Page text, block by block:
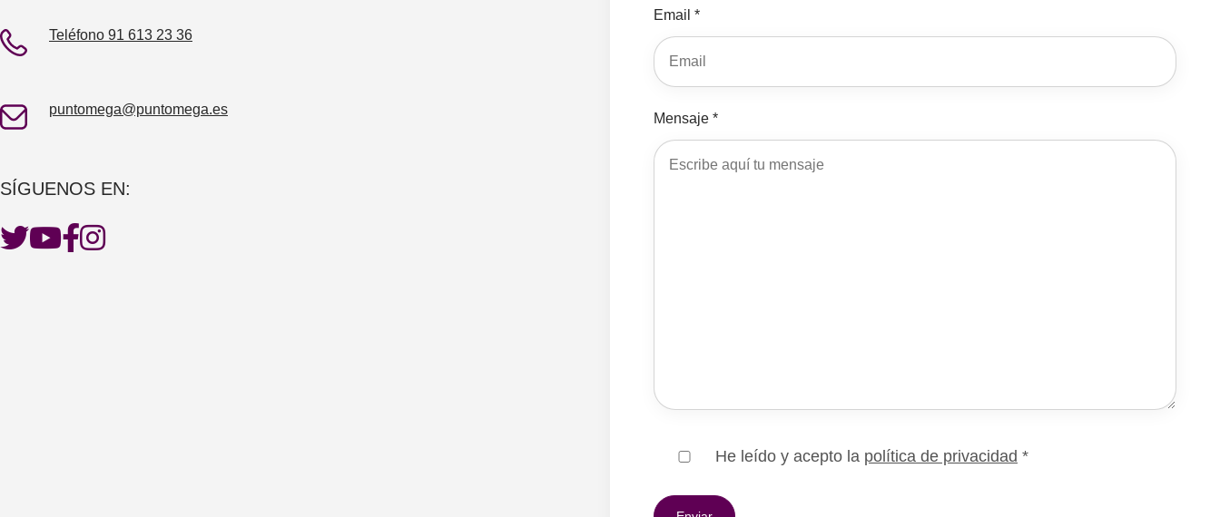
Teléfono 91 613 23 36
puntomega@puntomega.es
SÍGUENOS EN:
Email *
Mensaje *
He leído y acepto la política de privacidad *